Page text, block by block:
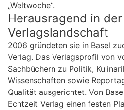
„Weltwoche“.
Herausragend in
Verlagslandschaft
2006 gründeten sie in Basel
Verlag. Das Verlagsprofil von
Sachbüchern zu Politik,
Wissenschaften sowie
Qualität ausgerichtet. Von
Echtzeit Verlag einen festen